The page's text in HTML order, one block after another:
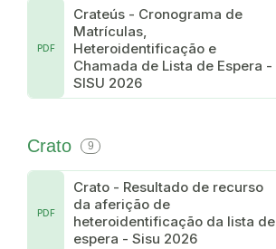
Crateús - Cronograma de
Matrículas,
Heteroidentificação e
Chamada de Lista de Espera -
SISU 2026
PDF
Crato 9
Crato - Resultado de recurso
da aferição de
heteroidentificação da lista de
espera - Sisu 2026
PDF